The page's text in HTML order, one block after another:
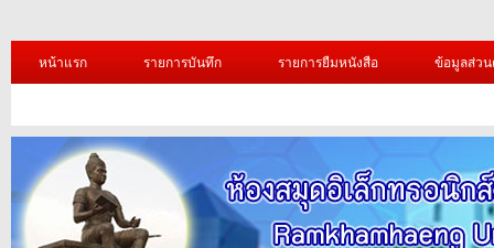
หน้าแรก รายการบันทึก รายการยืมหนังสือ ข้อมูลส่ว